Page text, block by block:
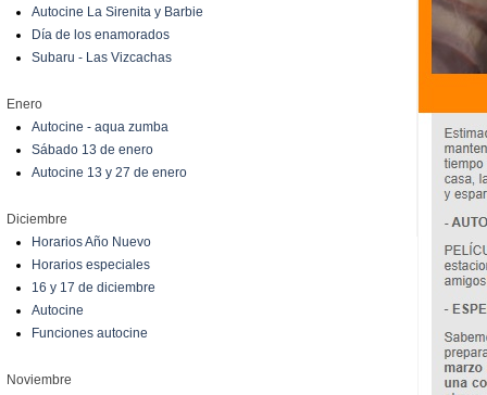
Autocine La Sirenita y Barbie
Día de los enamorados
Subaru - Las Vizcachas
Enero
Autocine - aqua zumba
Sábado 13 de enero
Autocine 13 y 27 de enero
Diciembre
Horarios Año Nuevo
Horarios especiales
16 y 17 de diciembre
Autocine
Funciones autocine
Noviembre